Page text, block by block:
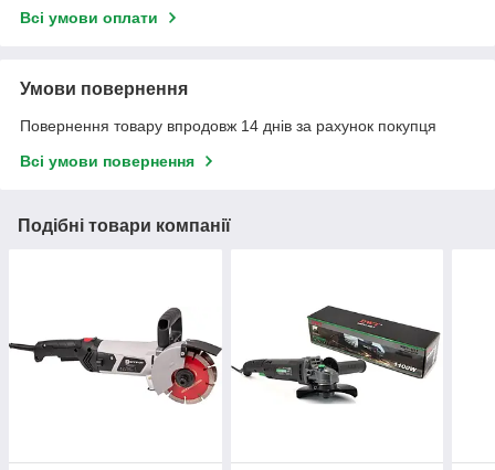
Всі умови оплати
Умови повернення
Повернення товару впродовж 14 днів за рахунок покупця
Всі умови повернення
Подібні товари компанії